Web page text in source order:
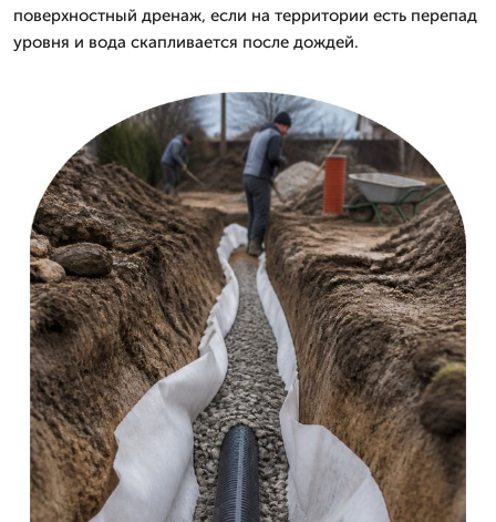
поверхностный дренаж, если на территории есть перепад
уровня и вода скапливается после дождей.